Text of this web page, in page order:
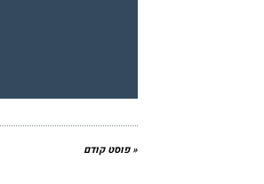
« פוסט קודם